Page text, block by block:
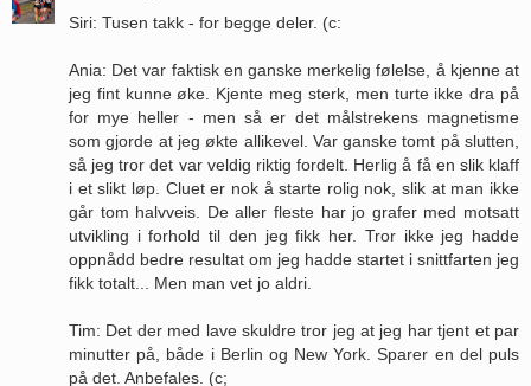
Siri: Tusen takk - for begge deler. (c:
Ania: Det var faktisk en ganske merkelig følelse, å kjenne at
jeg fint kunne øke. Kjente meg sterk, men turte ikke dra på
for mye heller - men så er det målstrekens magnetisme
som gjorde at jeg økte allikevel. Var ganske tomt på slutten,
så jeg tror det var veldig riktig fordelt. Herlig å få en slik klaff
i et slikt løp. Cluet er nok å starte rolig nok, slik at man ikke
går tom halvveis. De aller fleste har jo grafer med motsatt
utvikling i forhold til den jeg fikk her. Tror ikke jeg hadde
oppnådd bedre resultat om jeg hadde startet i snittfarten jeg
fikk totalt... Men man vet jo aldri.
Tim: Det der med lave skuldre tror jeg at jeg har tjent et par
minutter på, både i Berlin og New York. Sparer en del puls
på det. Anbefales. (c;